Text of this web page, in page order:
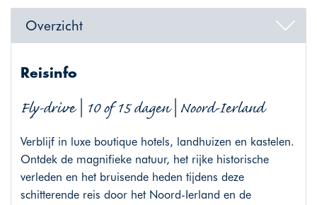
Overzicht
Reisinfo
Fly-drive | 10 of 15 dagen | Noord-Ierland
Verblijf in luxe boutique hotels, landhuizen en kastelen.
Ontdek de magnifieke natuur, het rijke historische
verleden en het bruisende heden tijdens deze
schitterende reis door het Noord-Ierland en de